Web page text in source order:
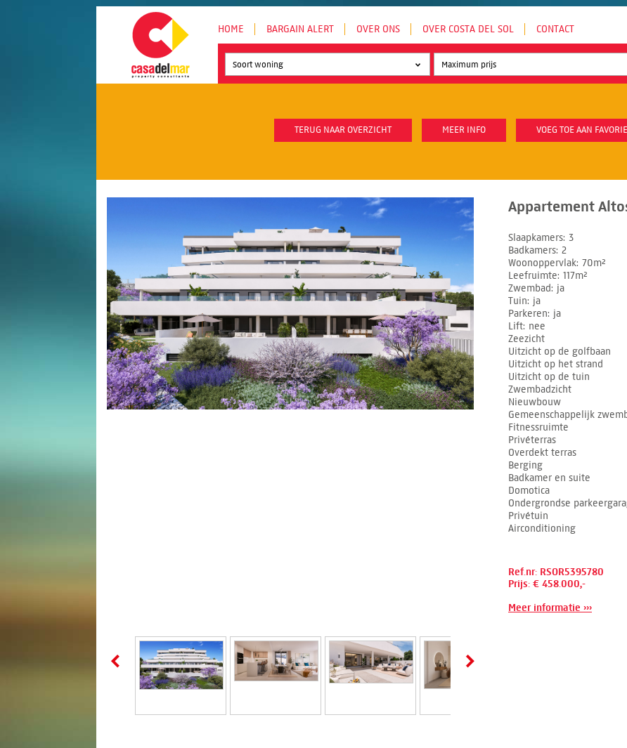
HOME BARGAIN ALERT OVER ONS OVER COSTA DEL SOL CONTACT
Soort woning
TERUG NAAR OVERZICHT MEER INFO VOEG TOE AAN
Appartement
Slaapkamers 3
Badkamers 2
Woonoppervlak 70m²
Leefruimte 117m²
Zwembad
ja
Tuin ja
Parkeren ja
Lift nee
Zeezicht
Uitzicht op de golfbaan
Uitzicht op het strand
Uitzicht op de tuin
Zwembadzicht
Nieuwbouw
Gemeenschappelijk
Fitnessruimte
Privéterras
Overdekt terras
Berging
Badkamer en suite
Domotica
Ondergrondse
Privétuin
Airconditioning
Ref.nr: RSOR5395780
Prijs: € 458.000,-
Meer informatie ›››